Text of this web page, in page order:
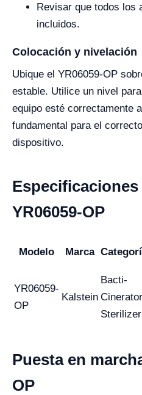
Revisar que todos los
incluidos.
Colocación y nivelación
Ubique el YR06059-OP
estable. Utilice un nivel
equipo esté correctamente
fundamental para el
dispositivo.
YR06059-OP
Modelo Marca
YR06059-
OP
Kalstein
Bacti-
Cinerator
Sterilizer
Puesta en
OP